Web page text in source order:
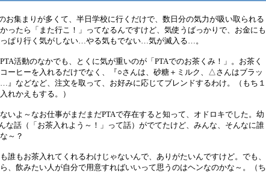
お集まりが多くて、半日学校に行くだけで、数日分の気力が吸い取られる
ったら「また行こ！」ってなるんですけど、気使うばっかりで、お金にも
ぱり行く気がしない…やる気もでない…気が滅入る…。
活動のなかでも、とくに気が重いのが「PTAでのお茶くみ！」。お茶く
ーヒーを入れるだけでなく、『○さんは、砂糖＋ミルク、△さんはブラッ
などなど、注文を取って、お好みに応じてブレンドするわけ。（もち１
れかえもする。）
いよ～なお仕事がまだまだPTAで存在すると知って、オドロキでした。幼
な話（「お茶入れよう～！」って話）がでてたけど、みんな、そんなに誰
～？
誰もお茶入れてくれるわけじゃないんで、ありがたいんですけど。でも、
、飲みたい人が自分で用意すればいいって思うのはヘンなのかな～。（ち